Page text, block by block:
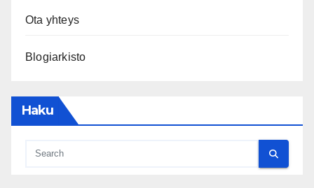
Ota yhteys
Blogiarkisto
Haku